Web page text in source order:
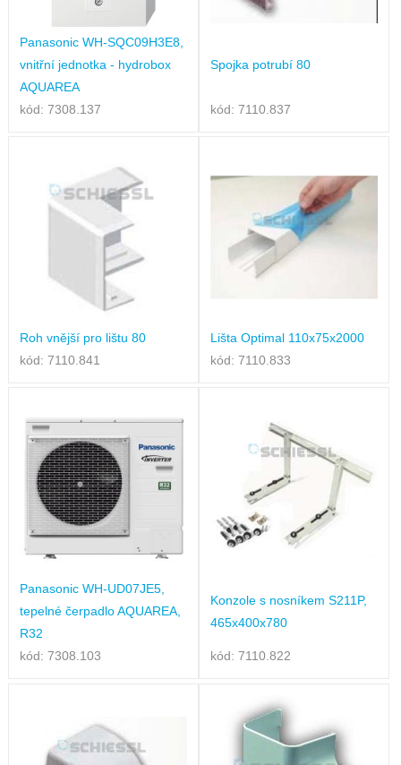
Panasonic WH-SQC09H3E8,
vnitřní jednotka - hydrobox
AQUAREA
kód: 7308.137
Spojka potrubí 80
kód: 7110.837
Roh vnější pro lištu 80
kód: 7110.841
Lišta Optimal 110x75x2000
kód: 7110.833
Panasonic WH-UD07JE5,
tepelné čerpadlo AQUAREA,
R32
kód: 7308.103
Konzole s nosníkem S211P,
465x400x780
kód: 7110.822